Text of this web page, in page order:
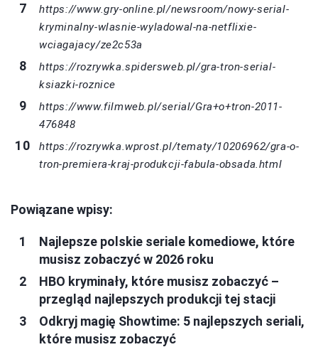
https://www.gry-online.pl/newsroom/nowy-serial-
kryminalny-wlasnie-wyladowal-na-netflixie-
wciagajacy/ze2c53a
https://rozrywka.spidersweb.pl/gra-tron-serial-
ksiazki-roznice
https://www.filmweb.pl/serial/Gra+o+tron-2011-
476848
https://rozrywka.wprost.pl/tematy/10206962/gra-o-
tron-premiera-kraj-produkcji-fabula-obsada.html
Powiązane wpisy:
Najlepsze polskie seriale komediowe, które
musisz zobaczyć w 2026 roku
HBO kryminały, które musisz zobaczyć –
przegląd najlepszych produkcji tej stacji
Odkryj magię Showtime: 5 najlepszych seriali,
które musisz zobaczyć